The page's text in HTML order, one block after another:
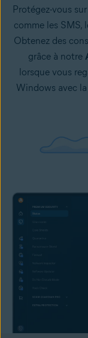
Protégez-vous
comme les SMS,
Obtenez des
grâce à notre
lorsque vous
Windows avec la